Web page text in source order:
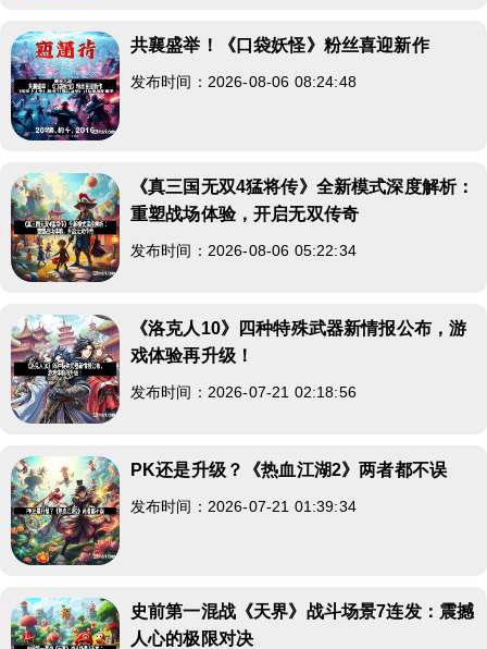
共襄盛举！《口袋妖怪》粉丝喜迎新作
发布时间：2026-08-06 08:24:48
《真三国无双4猛将传》全新模式深度解析：
重塑战场体验，开启无双传奇
发布时间：2026-08-06 05:22:34
《洛克人10》四种特殊武器新情报公布，游
戏体验再升级！
发布时间：2026-07-21 02:18:56
PK还是升级？《热血江湖2》两者都不误
发布时间：2026-07-21 01:39:34
史前第一混战《天界》战斗场景7连发：震撼
人心的极限对决